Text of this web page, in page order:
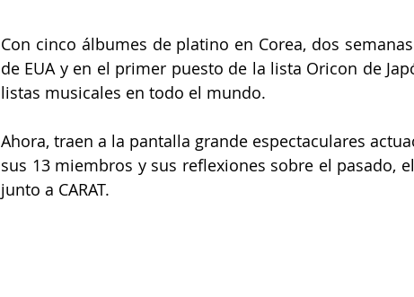
Con cinco álbumes de platino en Corea, dos
de EUA y en el primer puesto de la lista Oricon de
listas musicales en todo el mundo.
Ahora, traen a la pantalla grande espectaculares
sus 13 miembros y sus reflexiones sobre el pasado,
junto a CARAT.